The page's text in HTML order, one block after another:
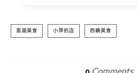
澎湖美食 小萍的店 西嶼美食